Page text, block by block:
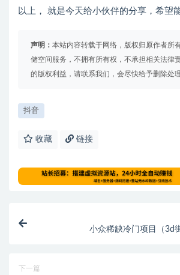
以上， 就是今天给小伙伴的分享，希望
声明： 本站内容转载于网络，版权归原作者所
储空间服务，不拥有所有权，不承担相关法律
的版权利益，请联系我们，会尽快给予删除处理
抖音
收藏 链接
小众稀缺冷门项目（3d
下一篇